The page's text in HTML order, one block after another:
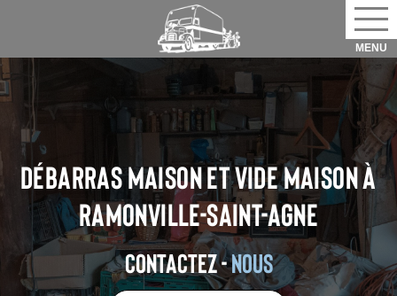
DÉBARRAS MAISON ET VIDE MAISONÀ
RAMONVILLE-SAINT-AGNE
CONTACTEZ -NOUS